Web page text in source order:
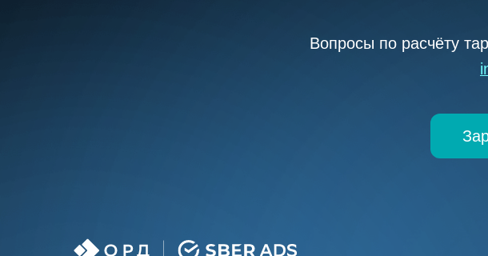
Вопросы по расчёту